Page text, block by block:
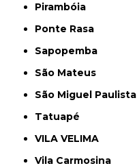
Pirambóia
Ponte Rasa
Sapopemba
São Mateus
São Miguel Paulista
Tatuapé
VILA VELIMA
Vila Carmosina